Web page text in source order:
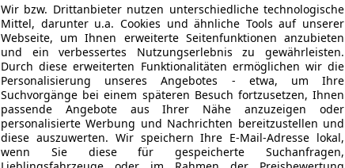
Wir bzw. Drittanbieter nutzen unterschiedliche technologische
Mittel, darunter u.a. Cookies und ähnliche Tools auf unserer
Webseite, um Ihnen erweiterte Seitenfunktionen anzubieten
und ein verbessertes Nutzungserlebnis zu gewährleisten.
Durch diese erweiterten Funktionalitäten ermöglichen wir die
Personalisierung unseres Angebotes - etwa, um Ihre
Suchvorgänge bei einem späteren Besuch fortzusetzen, Ihnen
passende Angebote aus Ihrer Nähe anzuzeigen oder
personalisierte Werbung und Nachrichten bereitzustellen und
diese auszuwerten. Wir speichern Ihre E-Mail-Adresse lokal,
wenn Sie diese für gespeicherte Suchanfragen,